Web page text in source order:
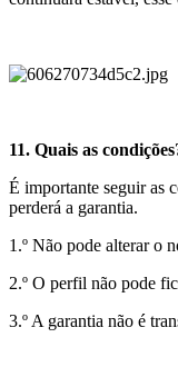
11. Quais as
É importante seguir as
perderá a garantia.
1.º Não pode alterar o
2.º O perfil não pode
3.º A garantia não é